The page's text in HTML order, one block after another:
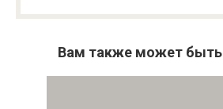
Вам также может быть